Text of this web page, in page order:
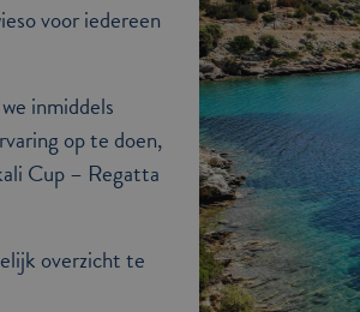
voor iedereen
inmiddels
op te doen,
Cup – Regatta
overzicht te